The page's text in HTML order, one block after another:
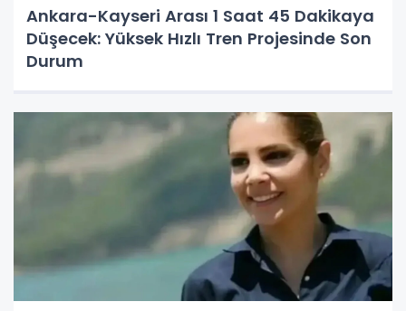
Ankara-Kayseri Arası 1 Saat 45 Dakikaya
Düşecek: Yüksek Hızlı Tren Projesinde Son
Durum